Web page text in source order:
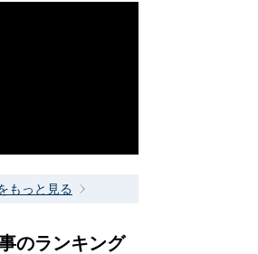
もっと見る
のランキング